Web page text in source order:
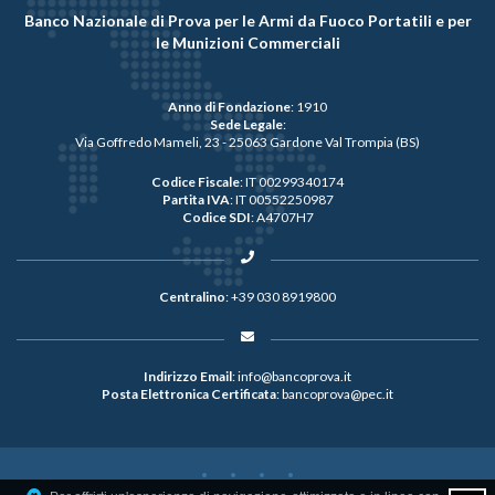
Banco Nazionale di Prova per le Armi da Fuoco Portatili e per
le Munizioni Commerciali
Anno di Fondazione: 1910
Sede Legale:
Via Goffredo Mameli, 23 - 25063 Gardone Val Trompia (BS)
Codice Fiscale: IT 00299340174
Partita IVA: IT 00552250987
Codice SDI: A4707H7
Centralino:+39 030 8919800
Indirizzo Email:info@bancoprova.it
Posta Elettronica Certificata:bancoprova@pec.it